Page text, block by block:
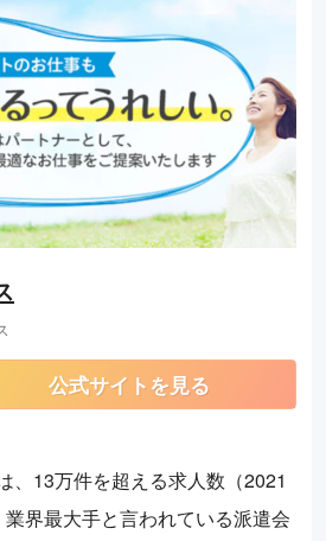
公式サイトを見る
、13万件を超える求人数（2021
界最大手と言われている派遣会